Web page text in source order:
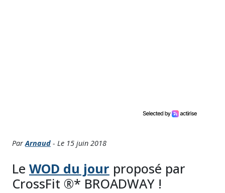
ParArnaud - Le 15 juin 2018
Le WOD du jour proposé par
CrossFit ®* BROADWAY !